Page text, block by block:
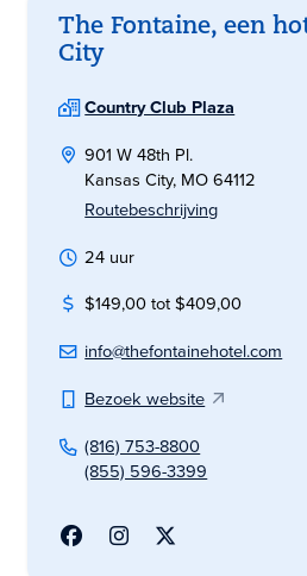
The Fontaine, een
City
Country Club Plaza
901 W 48th Pl.
Kansas City, MO 64112
Routebeschrijving
24 uur
$149,00 tot $409,00
info@thefontainehotel.com
Bezoek website
(816) 753-8800
(855) 596-3399